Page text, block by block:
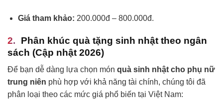
Giá tham khảo: 200.000đ – 800.000đ.
Phân khúc quà tặng sinh nhật theo ngân
sách (Cập nhật 2026)
Để bạn dễ dàng lựa chọn món quà sinh nhật cho phụ nữ
trung niên phù hợp với khả năng tài chính, chúng tôi đã
phân loại theo các mức giá phổ biến tại Việt Nam: